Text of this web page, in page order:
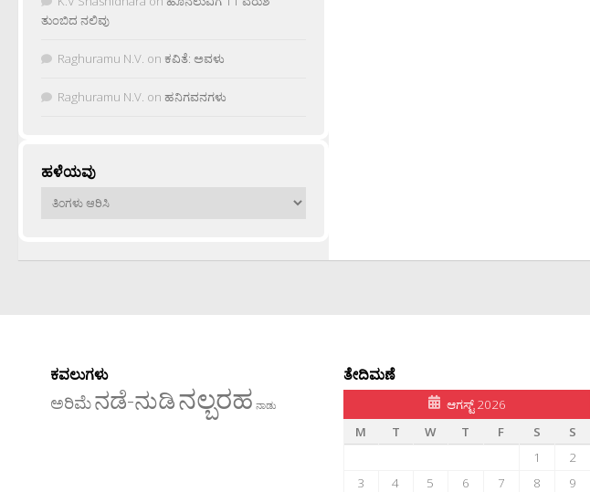
ತುಂಬಿದ ನಲಿವು
Raghuramu N.V. on ಕವಿತೆ: ಅವಳು
Raghuramu N.V. on ಹನಿಗವನಗಳು
ಹಳೆಯವು
ಹಳೆಯವು
ಕವಲುಗಳು
ಅರಿಮೆನಡೆ-ನುಡಿನಲ್ಬರಹ ನಾಡು
ತೇದಿಮಣೆ
ಆಗಸ್ಟ್ 2026
M
T W T F S
S
1
2
3
4 5 6 7 8
9